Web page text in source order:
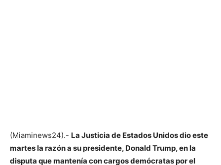
(Miaminews24).- La Justicia de Estados Unidos dio este
martes la razón a su presidente, Donald Trump, en la
disputa que mantenía con cargos demócratas por el